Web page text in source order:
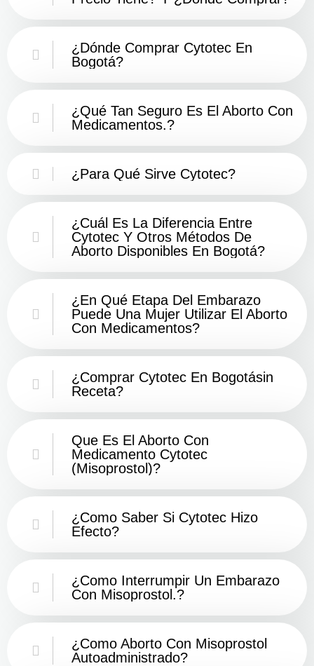
¿Dónde Comprar Cytotec En
Bogotá?
¿Qué Tan Seguro Es El Aborto Con
Medicamentos.?
¿Para Qué Sirve Cytotec?
¿Cuál Es La Diferencia Entre
Cytotec Y Otros Métodos De
Aborto Disponibles En Bogotá?
¿En Qué Etapa Del Embarazo
Puede Una Mujer Utilizar El Aborto
Con Medicamentos?
¿Comprar Cytotec En Bogotásin
Receta?
Que Es El Aborto Con
Medicamento Cytotec
(misoprostol)?
¿Como Saber Si Cytotec Hizo
Efecto?
¿como Interrumpir Un Embarazo
Con Misoprostol.?
¿Como Aborto Con Misoprostol
Autoadministrado?